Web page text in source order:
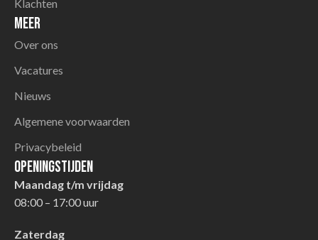
Klachten
Meer
Over ons
Vacatures
Nieuws
Algemene voorwaarden
Privacybeleid
Openingstijden
Maandag t/m vrijdag
08:00 – 17:00 uur
Zaterdag